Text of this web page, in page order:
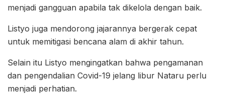
menjadi gangguan apabila tak dikelola dengan baik.
Listyo juga mendorong jajarannya bergerak cepat
untuk memitigasi bencana alam di akhir tahun.
Selain itu Listyo mengingatkan bahwa pengamanan
dan pengendalian Covid-19 jelang libur Nataru perlu
menjadi perhatian.